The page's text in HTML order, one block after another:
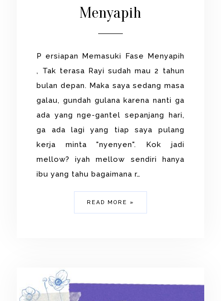
Menyapih
P ersiapan Memasuki Fase Menyapih
, Tak terasa Rayi sudah mau 2 tahun
bulan depan. Maka saya sedang masa
galau, gundah gulana karena nanti ga
ada yang nge-gantel sepanjang hari,
ga ada lagi yang tiap saya pulang
kerja minta "nyenyen". Kok jadi
mellow? iyah mellow sendiri hanya
ibu yang tahu bagaimana r…
READ MORE »